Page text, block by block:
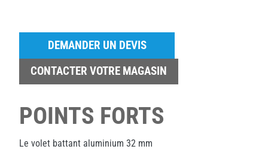
DEMANDER UN DEVIS
CONTACTER VOTRE MAGASIN
POINTS FORTS
Le volet battant aluminium 32 mm